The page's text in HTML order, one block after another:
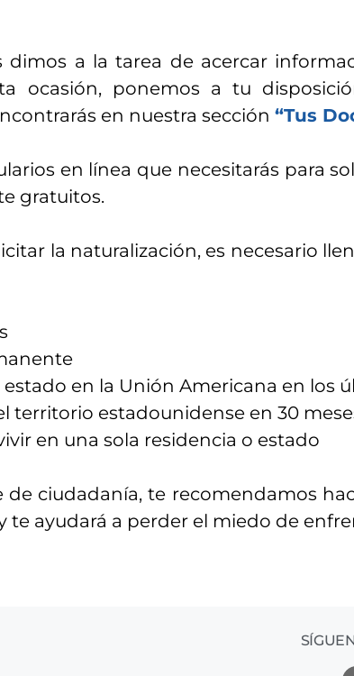
dimos a la tarea de acercar
ocasión, ponemos a tu
en nuestra sección “Tus
en línea que necesitarás para
gratuitos.
la naturalización, es necesario
en la Unión Americana en los
territorio estadounidense en 30
en una sola residencia o estado
de ciudadanía, te recomendamos
te ayudará a perder el miedo de